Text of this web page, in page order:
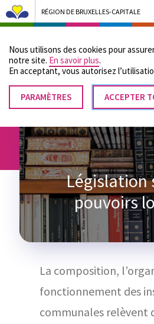
Nous utilisons des cookies pour
notre site. En savoir plus.
En acceptant, vous autorisez
PARAMÈTRES ACCEPTER
RETIRER
LE
RÉGION DE BRUXELLES-CAPITALE
Bruxelles Pouvoirs Locaux - Aller
Fil
d'Ariane
Accueil Organisation
Législation
pouvoirs
La composition,
fonctionnement des
communales relèvent